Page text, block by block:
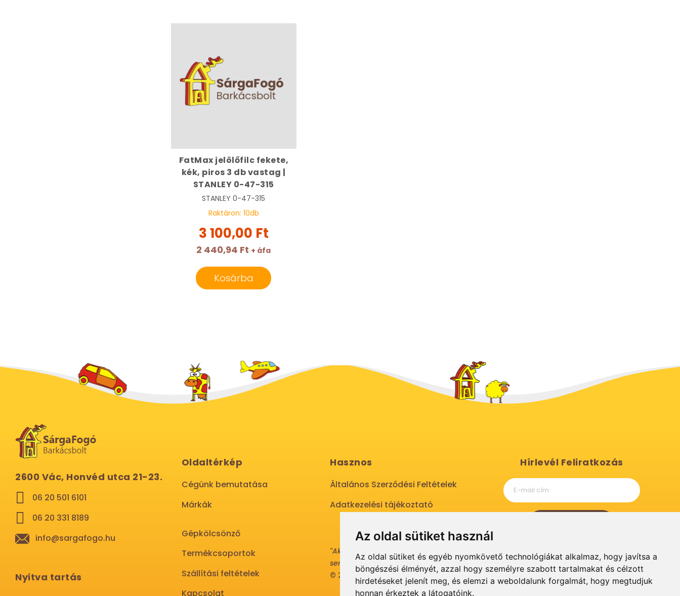
Az oldal sütiket használ
Az oldal sütiket és egyéb nyomkövető technológiákat alkalmaz, hogy javítsa a
böngészési élményét, azzal hogy személyre szabott tartalmakat és célzott
hirdetéseket jelenít meg, és elemzi a weboldalunk forgalmát, hogy megtudjuk
honnan érkeztek a látogatóink.
FatMax jelölőfilc fekete,
kék, piros 3 db vastag |
STANLEY 0-47-315
STANLEY 0-47-315
Raktáron: 10db
3 100,00 Ft
2 440,94 Ft + áfa
Kosárba
2600 Vác, Honvéd utca 21-23.
06 20 501 6101
06 20 331 8189
info@sargafogo.hu
Nyitva tartás
Oldaltérkép
Cégünk bemutatása
Márkák
Gépkölcsönző
Termékcsoportok
Szállítási feltételek
Kapcsolat
Hasznos
Általános Szerződési Feltételek
Adatkezelési tájékoztató
"Aki másokat nem tesz gazdaggá, maga
sem válhat azzá."
© 2021 Minden jog fenntartva.
Hírlevél Feliratkozás